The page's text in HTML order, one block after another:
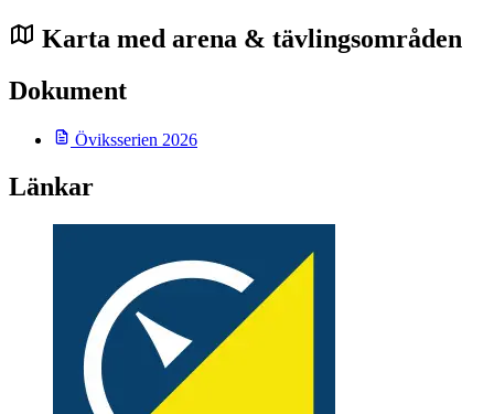
Karta med arena & tävlingsområden
Dokument
Öviksserien 2026
Länkar